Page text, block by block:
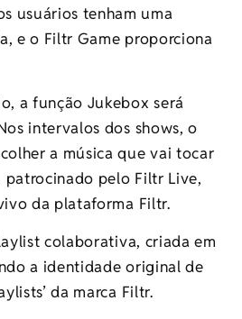
usuários tenham uma
e o Filtr Game proporciona
a função Jukebox será
intervalos dos shows, o
a música que vai tocar
patrocinado pelo Filtr Live,
da plataforma Filtr.
colaborativa, criada em
a identidade original de
da marca Filtr.